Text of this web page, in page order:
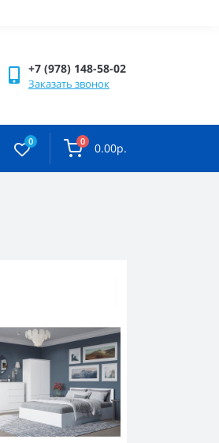
+7 (978) 148-58-02
Заказать звонок
0 0 0.00р.